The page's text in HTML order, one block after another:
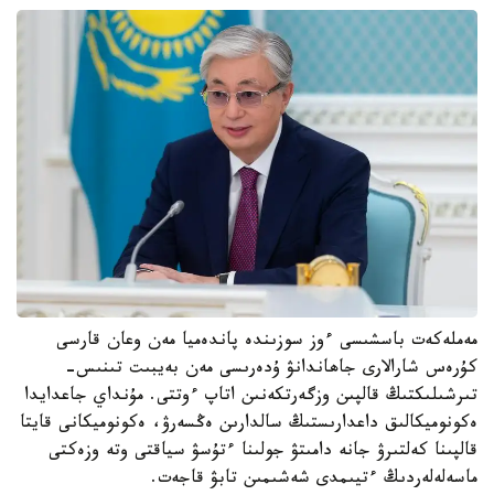
مەملەكەت باسشىسى ءوز سوزىندە پاندەميا مەن وعان قارسى
كۇرەس شارالارى جاھاندانۋ ۇدەرىسى مەن بەيبىت تىنىس-
تىرشىلىكتىڭ قالپىن وزگەرتكەنىن اتاپ ءوتتى. مۇنداي جاعدايدا
ەكونوميكالىق داعدارىستىڭ سالدارىن ەڭسەرۋ، ەكونوميكانى قايتا
قالپىنا كەلتىرۋ جانە دامىتۋ جولىنا ءتۇسۋ سياقتى وتە وزەكتى
ماسەلەلەردىڭ ءتيىمدى شەشىمىن تابۋ قاجەت.